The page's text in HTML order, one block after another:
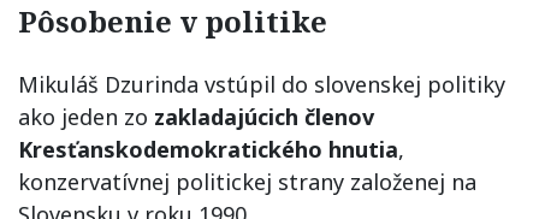
Pôsobenie v politike
Mikuláš Dzurinda vstúpil do slovenskej politiky
ako jeden zo zakladajúcich členov
Kresťanskodemokratického hnutia,
konzervatívnej politickej strany založenej na